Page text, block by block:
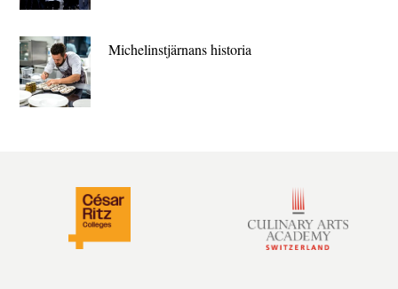
Michelin­stjärnans historia